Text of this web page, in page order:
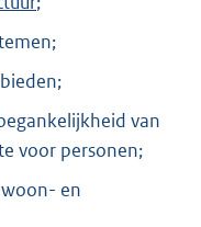
van
voor personen;
en